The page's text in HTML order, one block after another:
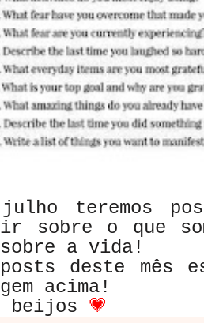
julho teremos
sobre o que
sobre a vida!
deste mês
acima!
beijos 💗